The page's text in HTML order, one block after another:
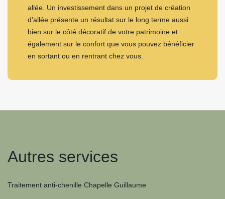
allée. Un investissement dans un projet de création
d’allée présente un résultat sur le long terme aussi
bien sur le côté décoratif de votre patrimoine et
également sur le confort que vous pouvez bénéficier
en sortant ou en rentrant chez vous.
Autres services
Traitement anti-chenille Chapelle Guillaume